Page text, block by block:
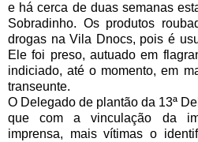
e há cerca de duas semanas
Sobradinho. Os produtos
drogas na Vila Dnocs, pois é
Ele foi preso, autuado em
indiciado, até o momento, em
transeunte.
O Delegado de plantão da 13ª
que com a vinculação da
imprensa, mais vítimas o